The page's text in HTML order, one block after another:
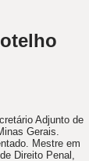
Adjunto de
Gerais.
Mestre em
Direito Penal,